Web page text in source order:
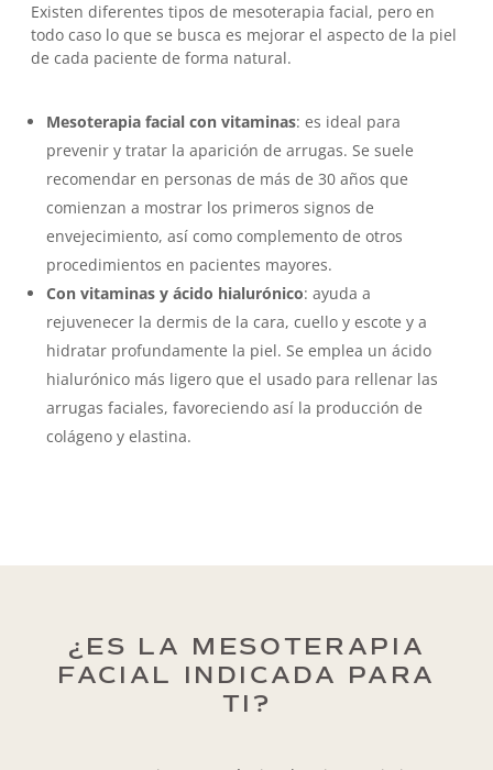
Existen diferentes tipos de mesoterapia facial, pero en
todo caso lo que se busca es mejorar el aspecto de la piel
de cada paciente de forma natural.
Mesoterapia facial con vitaminas: es ideal para
prevenir y tratar la aparición de arrugas. Se suele
recomendar en personas de más de 30 años que
comienzan a mostrar los primeros signos de
envejecimiento, así como complemento de otros
procedimientos en pacientes mayores.
Con vitaminas y ácido hialurónico: ayuda a
rejuvenecer la dermis de la cara, cuello y escote y a
hidratar profundamente la piel. Se emplea un ácido
hialurónico más ligero que el usado para rellenar las
arrugas faciales, favoreciendo así la producción de
colágeno y elastina.
¿ES LA MESOTERAPIA
FACIAL INDICADA PARA
TI?